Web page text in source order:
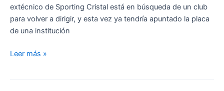
extécnico de Sporting Cristal está en búsqueda de un club
para volver a dirigir, y esta vez ya tendría apuntado la placa
de una institución
¡YA
Leer más »